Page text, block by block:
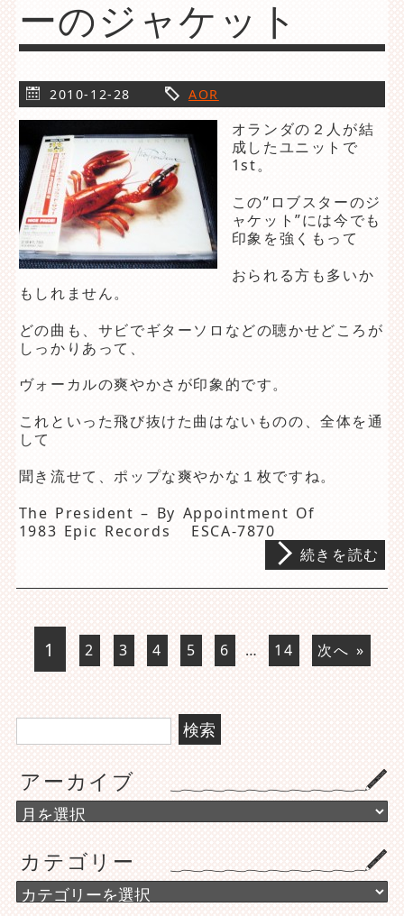
ーのジャケット
2010-12-28 AOR
オランダの２人が結
成したユニットで
1st。
この”ロブスターのジ
ャケット”には今でも
印象を強くもって
おられる方も多いか
もしれません。
どの曲も、サビでギターソロなどの聴かせどころが
しっかりあって、
ヴォーカルの爽やかさが印象的です。
これといった飛び抜けた曲はないものの、全体を通
して
聞き流せて、ポップな爽やかな１枚ですね。
The President – By Appointment Of
1983 Epic Records ESCA-7870
続きを読む
1 2 3 4 5 6 … 14 次へ »
検
索:
アーカイブ
ア
ー
イ
ブ
カテゴリー
カ
テ